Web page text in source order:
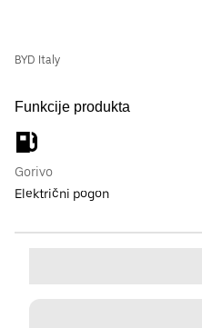
BYD Italy
Funkcije produkta
Gorivo
Električni pogon